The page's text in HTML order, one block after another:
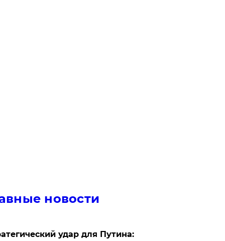
новости
удар для Путина: